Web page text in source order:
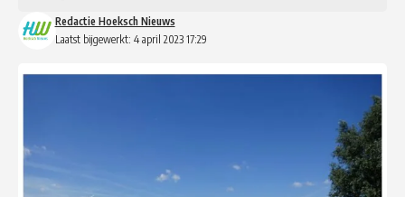
Laatst bijgewerkt: 4 april 2023 17:29
Redactie Hoeksch Nieuws